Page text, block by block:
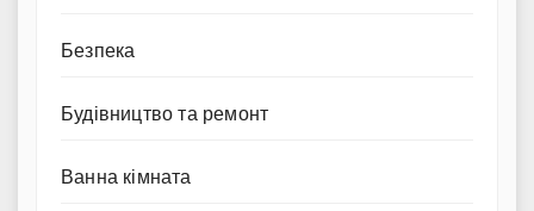
Безпека
Будівництво та ремонт
Ванна кімната